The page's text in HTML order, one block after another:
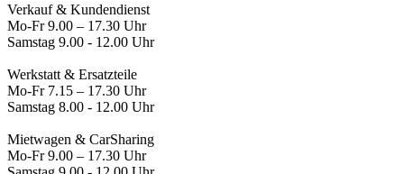
Verkauf & Kundendienst
Mo-Fr 9.00 – 17.30 Uhr
Samstag 9.00 - 12.00 Uhr
Werkstatt & Ersatzteile
Mo-Fr 7.15 – 17.30 Uhr
Samstag 8.00 - 12.00 Uhr
Mietwagen & CarSharing
Mo-Fr 9.00 – 17.30 Uhr